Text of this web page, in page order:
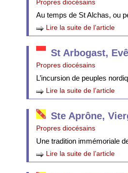
Propres diocésains
Au temps de St Alchas, ou
Lire la suite de l’article
St Arbogast,
Propres diocésains
L’incursion de peuples
Lire la suite de l’article
Ste Aprône,
Propres diocésains
Une tradition immémoriale
Lire la suite de l’article